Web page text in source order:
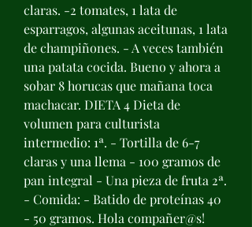
claras. -2 tomates, 1 lata de
esparragos, algunas aceitunas, 1 lata
de champiñones. - A veces también
una patata cocida. Bueno y ahora a
sobar 8 horucas que mañana toca
machacar. DIETA 4 Dieta de
volumen para culturista
intermedio: 1ª. - Tortilla de 6-7
claras y una llema - 100 gramos de
pan integral - Una pieza de fruta 2ª.
- Comida: - Batido de proteínas 40
- 50 gramos. Hola compañer@s!